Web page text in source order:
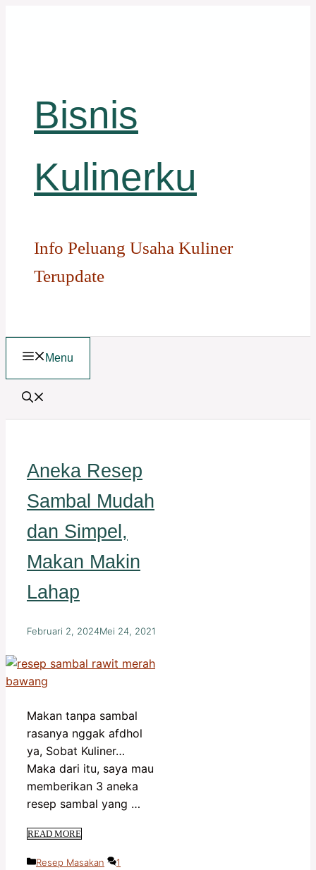
Bisnis
Kulinerku
Info Peluang Usaha Kuliner
Terupdate
Menu
Aneka Resep
Sambal Mudah
dan Simpel,
Makan Makin
Lahap
Februari 2, 2024Mei 24, 2021
Makan tanpa sambal
rasanya nggak afdhol
ya, Sobat Kuliner…
Maka dari itu, saya mau
memberikan 3 aneka
resep sambal yang …
READ MORE
Kategori
Resep Masakan
1